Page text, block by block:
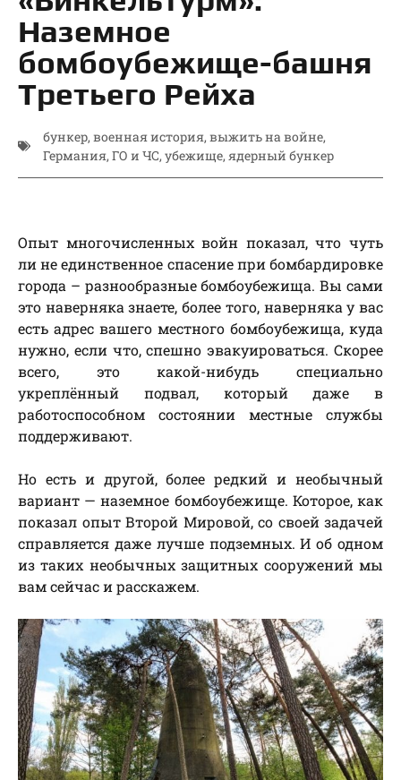
Наземное
бомбоубежище-башня
Третьего Рейха
бункер, военная история, выжить на войне,
Германия, ГО и ЧС, убежище, ядерный бункер
Опыт многочисленных войн показал, что чуть
ли не единственное спасение при бомбардировке
города – разнообразные бомбоубежища. Вы сами
это наверняка знаете, более того, наверняка у вас
есть адрес вашего местного бомбоубежища, куда
нужно, если что, спешно эвакуироваться. Скорее
всего, это какой-нибудь специально
укреплённый подвал, который даже в
работоспособном состоянии местные службы
поддерживают.
Но есть и другой, более редкий и необычный
вариант — наземное бомбоубежище. Которое, как
показал опыт Второй Мировой, со своей задачей
справляется даже лучше подземных. И об одном
из таких необычных защитных сооружений мы
вам сейчас и расскажем.